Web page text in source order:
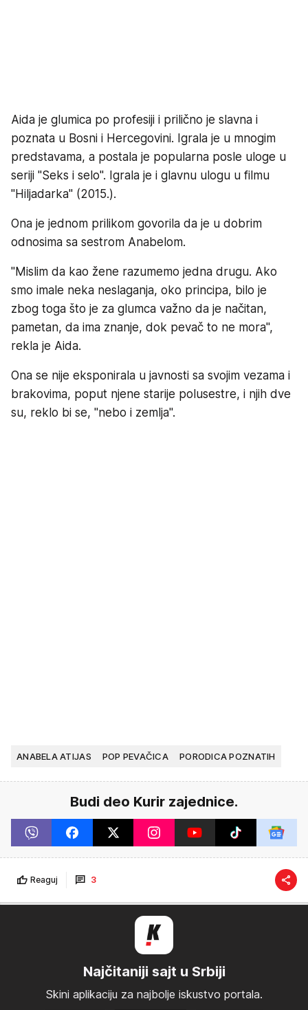
Aida je glumica po profesiji i prilično je slavna i
poznata u Bosni i Hercegovini. Igrala je u mnogim
predstavama, a postala je popularna posle uloge u
seriji "Seks i selo". Igrala je i glavnu ulogu u filmu
"Hiljadarka" (2015.).
Ona je jednom prilikom govorila da je u dobrim
odnosima sa sestrom Anabelom.
"Mislim da kao žene razumemo jedna drugu. Ako
smo imale neka neslaganja, oko principa, bilo je
zbog toga što je za glumca važno da je načitan,
pametan, da ima znanje, dok pevač to ne mora",
rekla je Aida.
Ona se nije eksponirala u javnosti sa svojim vezama i
brakovima, poput njene starije polusestre, i njih dve
su, reklo bi se, "nebo i zemlja".
ANABELA ATIJAS POP PEVAČICA PORODICA POZNATIH
Budi deo Kurir zajednice.
Reaguj 3
Najčitaniji sajt u Srbiji
Skini aplikaciju za najbolje iskustvo portala.